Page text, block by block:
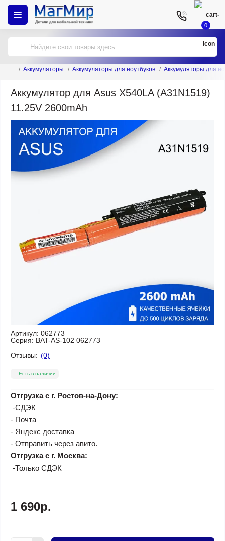
0
Аккумуляторы Аккумуляторы для ноутбуков Аккумуляторы для
Аккумулятор для Asus X540LA (A31N1519)
11.25V 2600mAh
Артикул: 062773
Серия: BAT-AS-102 062773
Отзывы: (0)
Есть в наличии
Отгрузка с г. Ростов-на-Дону:
-СДЭК
- Почта
- Яндекс доставка
- Отправить через авито.
Отгрузка с г. Москва:
-Только СДЭК
1 690р.